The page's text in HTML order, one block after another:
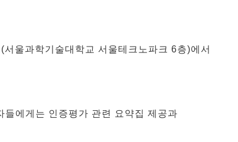
울과학기술대학교 서울테크노파크 6층)에서
에게는 인증평가 관련 요약집 제공과